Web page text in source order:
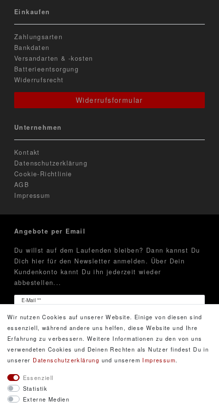
Einkaufen
Zahlungsarten
Bankdaten
Versandarten & -kosten
Batterieentsorgung
Widerrufsrecht
Widerrufsformular
Unternehmen
Kontakt
Datenschutzerklärung
Cookie-Richtlinie
AGB
Impressum
Angebote per Email
Du willst auf dem Laufenden bleiben? Dann kannst Du
Dich hier für den Newsletter anmelden. Über Dein
Kundenkonto kannt Du ihn jederzeit wieder
abbestellen...
E-Mail **
Newsletter
Hiermit bestätige ich, dass ich die
Daten­schutz­erklärung
gelesen habe. Meine Einwilligung kann ich jederzeit
widerrufen.**
Wir nutzen Cookies auf unserer Website. Einige von diesen sind
essenziell, während andere uns helfen, diese Website und Ihre
Erfahrung zu verbessern. Weitere Informationen zu den von uns
verwendeten Cookies und Deinen Rechten als Nutzer findest Du in
unserer Daten­schutz­erklärung und unserem Impressum.
Essenziell
Statistik
Externe Medien